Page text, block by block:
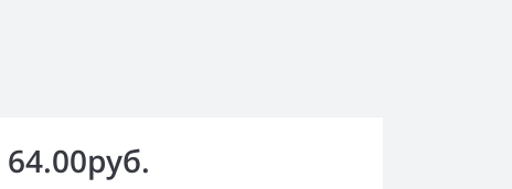
64.00руб.